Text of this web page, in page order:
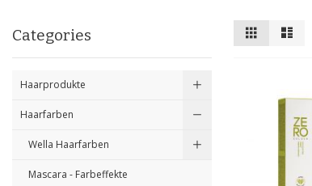
Anzeigen
als
Categories
Haarprodukte
Haarfarben
Wella Haarfarben
Mascara - Farbeffekte